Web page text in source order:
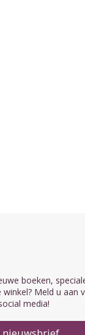
boeken,
Meld u aan
media!